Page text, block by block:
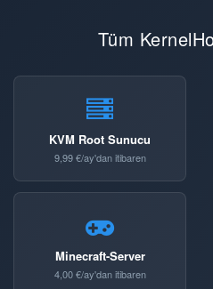
Tüm
KVM Root Sunucu
9,99 €/ay'dan itibaren
Minecraft-Server
4,00 €/ay'dan itibaren